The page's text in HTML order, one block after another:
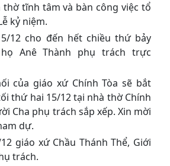
thờ tĩnh tâm và bàn công việc tổ
kỷ niệm.
12 cho đến hết chiều thứ bảy
Anê Thành phụ trách trực
của giáo xứ Chính Tòa sẽ bắt
thứ hai 15/12 tại nhà thờ Chính
Cha phụ trách sắp xếp. Xin mời
dự.
giáo xứ Chầu Thánh Thể, Giới
trách.